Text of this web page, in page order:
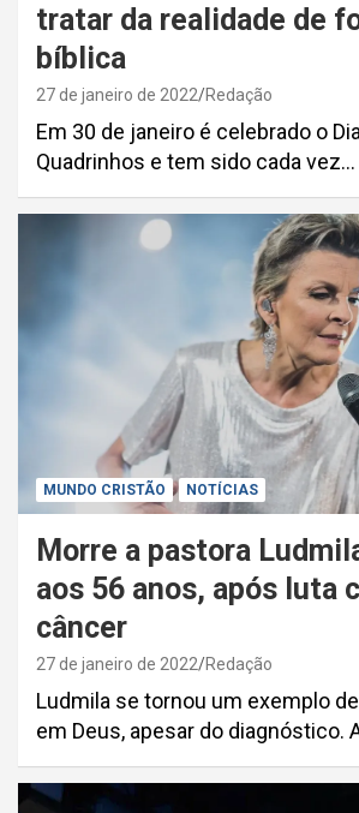
tratar da realidade de
bíblica
27 de janeiro de 2022 Redação
Em 30 de janeiro é celebrado o
Quadrinhos e tem sido cada vez…
MUNDO CRISTÃO NOTÍCIAS
Morre a pastora
aos 56 anos, após luta
câncer
27 de janeiro de 2022 Redação
Ludmila se tornou um exemplo
em Deus, apesar do diagnóstico.